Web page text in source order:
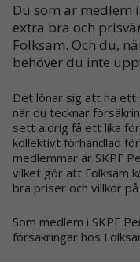
Du som är medlem
extra bra och
Folksam. Och du,
behöver du inte
Det lönar sig att ha
när du tecknar
sett aldrig få ett lika
kollektivt förhandlad
medlemmar är SKPF
vilket gör att Folksam
bra priser och villkor
Som medlem i SKPF
försäkringar hos